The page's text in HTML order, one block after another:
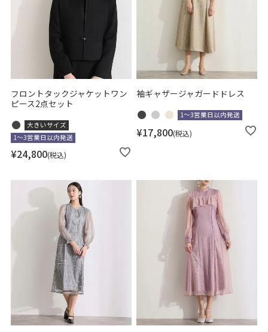
フロントタックジャケットワン
ピース2点セット
大きいサイズ
1～3営業日以内発送
¥24,800 税込
袖ギャザージャガードドレス
1～3営業日以内発送
¥17,800 税込